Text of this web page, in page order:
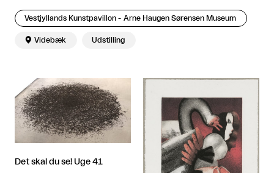
Vestjyllands Kunstpavillon - Arne Haugen Sørensen Museum
 Videbæk Udstilling
Det skal du se! Uge 41